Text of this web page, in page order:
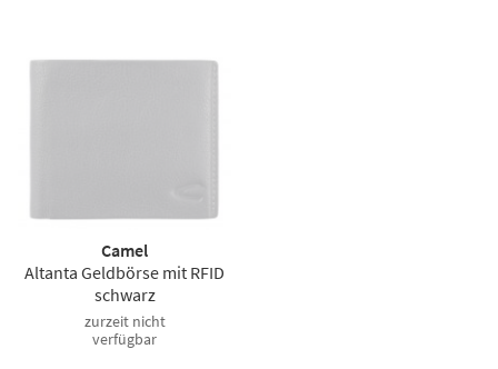
Camel
Altanta Geldbörse mit RFID
schwarz
zurzeit nicht
verfügbar